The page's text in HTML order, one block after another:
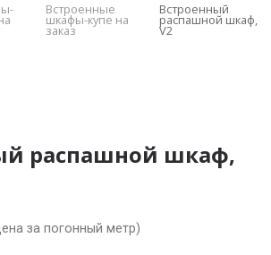
Встроенные
шкафы-купе на
заказ
Встроенный
распашной шкаф,
V2
распашной шкаф,
за погонный метр)